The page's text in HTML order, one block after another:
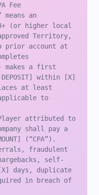
Fee
an
(or higher local
Territory,
prior account at
makes a first
within [X]
at least
applicable to
attributed to
shall pay a
(“CPA”).
fraudulent
self-
days, duplicate
in breach of